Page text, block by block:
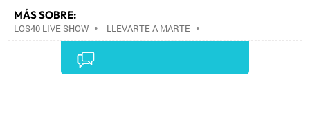
MÁS SOBRE:
LOS40 LIVE SHOW • LLEVARTE A MARTE •
CONCIERTOS•LOS40•GRUPOS MÚSICA•
EVENTOS MUSICALES
•RADIO•AGENDA•PRISA MEDIA•